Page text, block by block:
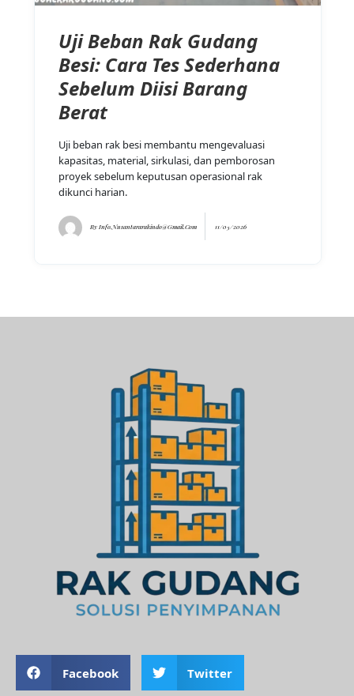
Uji Beban Rak Gudang
Besi: Cara Tes Sederhana
Sebelum Diisi Barang
Berat
Uji beban rak besi membantu mengevaluasi
kapasitas, material, sirkulasi, dan pemborosan
proyek sebelum keputusan operasional rak
dikunci harian.
ByInfo.nusantararakindo@gmail.com 11/05/2026
Facebook Twitter